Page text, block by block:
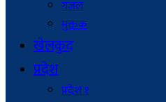
गजल
मुक्तक
खेलकुद
प्रदेश
प्रदेश १